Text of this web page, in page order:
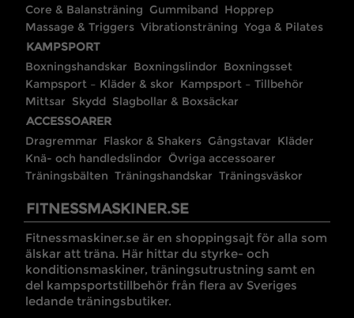
Core & Balansträning Gummiband Hopprep
Massage & Triggers Vibrationsträning Yoga & Pilates
KAMPSPORT
Boxningshandskar Boxningslindor Boxningsset
Kampsport – Kläder & skor Kampsport – Tillbehör
Mittsar Skydd Slagbollar & Boxsäckar
ACCESSOARER
Dragremmar Flaskor & Shakers Gångstavar Kläder
Knä- och handledslindor Övriga accessoarer
Träningsbälten Träningshandskar Träningsväskor
FITNESSMASKINER.SE
Fitnessmaskiner.se är en shoppingsajt för alla som
älskar att träna. Här hittar du styrke- och
konditionsmaskiner, träningsutrustning samt en
del kampsportstillbehör från flera av Sveriges
ledande träningsbutiker.